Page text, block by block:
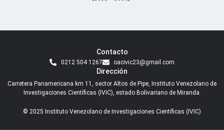
Contacto
0212 504 1267 oacivic23@gmail.com
Dirección
Carretera Panamericana km 11, sector Altos de Pipe, Instituto Venezolano de
Investigaciones Científicas (IVIC), estado Bolivariano de Miranda.
© 2025 Instituto Venezolano de Investigaciones Científicas (IVIC)